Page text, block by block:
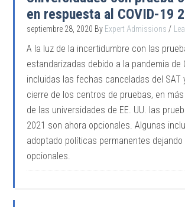
en respuesta al COVID-19
septiembre 28, 2020 By Expert Admissions
A la luz de la incertidumbre con las
estandarizadas debido a la pandemia de
incluidas las fechas canceladas del SAT
cierre de los centros de pruebas, en
de las universidades de EE. UU. las
2021 son ahora opcionales. Algunas
adoptado políticas permanentes
opcionales.